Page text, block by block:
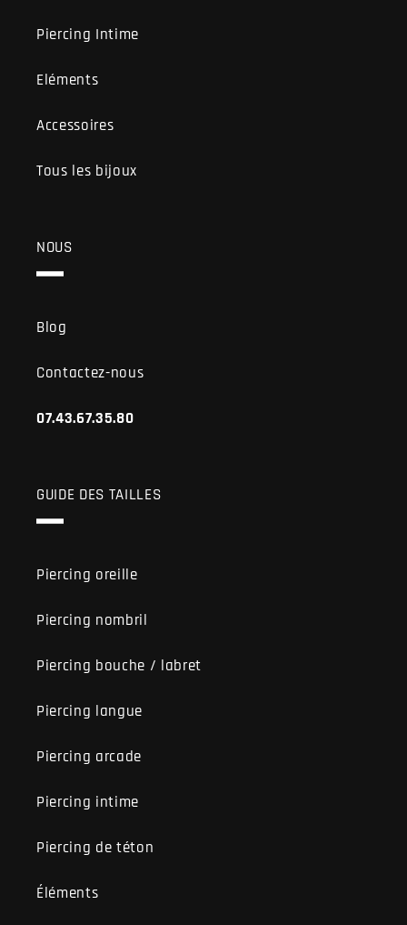
Piercing Intime
Eléments
Accessoires
Tous les bijoux
NOUS
Blog
Contactez-nous
07.43.67.35.80
GUIDE DES TAILLES
Piercing oreille
Piercing nombril
Piercing bouche / labret
Piercing langue
Piercing arcade
Piercing intime
Piercing de téton
Éléments